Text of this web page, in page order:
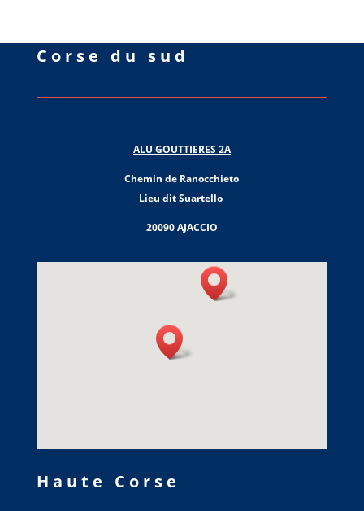
Corse du sud
ALU GOUTTIERES 2A
Chemin de Ranocchieto
Lieu dit Suartello
20090 AJACCIO
Haute Corse